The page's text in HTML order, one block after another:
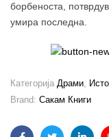
борбеноста,
умира последна.
Категорија Драми,
Brand: Сакам Книги